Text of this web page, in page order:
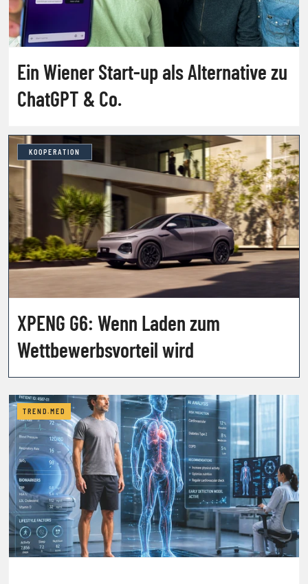
Ein Wiener Start-up als Alternative zu
ChatGPT & Co.
KOOPERATION
XPENG G6: Wenn Laden zum
Wettbewerbsvorteil wird
TREND.MED